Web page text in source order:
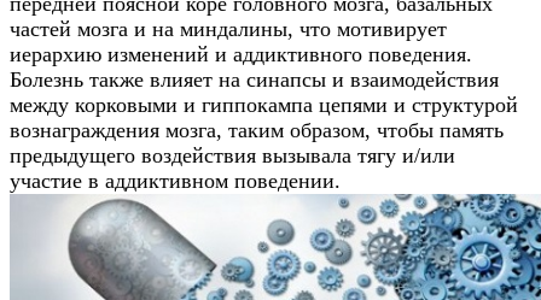
частей мозга и на миндалины, что мотивирует
иерархию изменений и аддиктивного поведения.
Болезнь также влияет на синапсы и взаимодействия
между корковыми и гиппокампа цепями и структурой
вознаграждения мозга, таким образом, чтобы память
предыдущего воздействия вызывала тягу и/или
участие в аддиктивном поведении.